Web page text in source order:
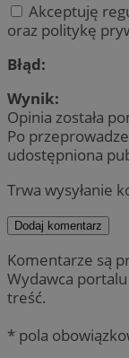
Akceptuję
oraz politykę
Błąd:
Wynik:
Opinia została
Po
udostępniona
Trwa wysyłanie
Dodaj komentarz
Komentarze są
Wydawca
treść.
* pola